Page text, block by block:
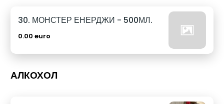
30. МОНСТЕР ЕНЕРДЖИ - 500МЛ.
0.00 euro
АЛКОХОЛ